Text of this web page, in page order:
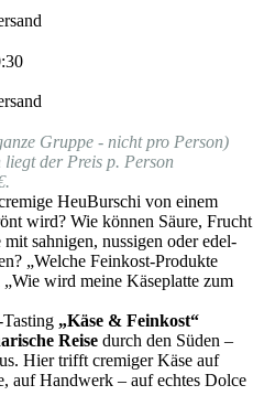
Gruppe - nicht pro Person)
der Preis p. Person
HeuBurschi von einem
wird? Wie können Säure, Frucht
sahnigen, nussigen oder edel-
„Welche Feinkost-Produkte
wird meine Käseplatte zum
„Käse & Feinkost“
Reise durch den Süden –
Hier trifft cremiger Käse auf
auf Handwerk – auf echtes Dolce